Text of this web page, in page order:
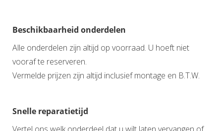
Beschikbaarheid onderdelen
Alle onderdelen zijn altijd op voorraad. U hoeft niet
vooraf te reserveren.
Vermelde prijzen zijn altijd inclusief montage en B.T.W.
Snelle reparatietijd